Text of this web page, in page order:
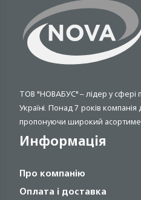
ТОВ "НОВАБУС" – лідер у сфері
Україні. Понад 7 років
пропонуючи широкий
Информація
Про компанію
Оплата і доставка